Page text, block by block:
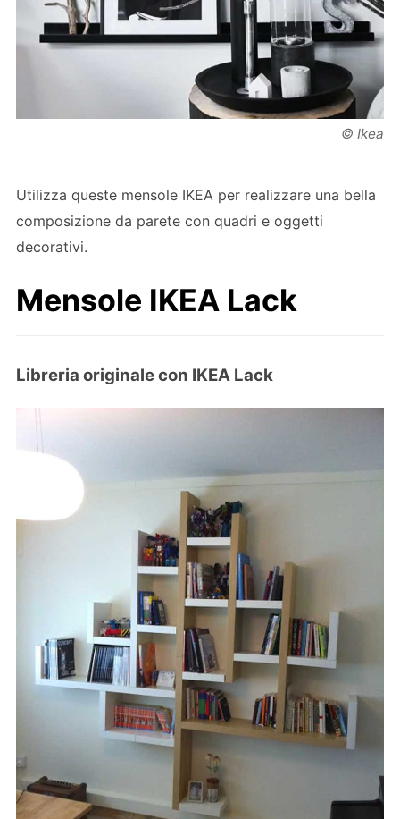
© Ikea
Utilizza queste mensole IKEA per realizzare una bella
composizione da parete con quadri e oggetti
decorativi.
Mensole IKEA Lack
Libreria originale con IKEA Lack